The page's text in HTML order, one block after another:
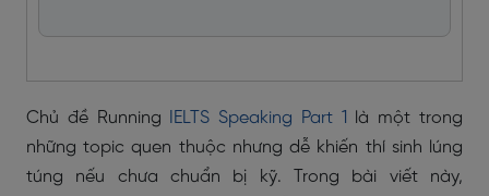
Chủ đề Running IELTS Speaking Part 1 là một trong
những topic quen thuộc nhưng dễ khiến thí sinh lúng
túng nếu chưa chuẩn bị kỹ. Trong bài viết này,